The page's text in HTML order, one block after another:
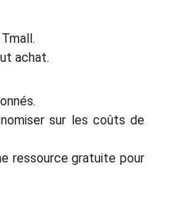
achat.
sur les coûts de
ressource gratuite pour